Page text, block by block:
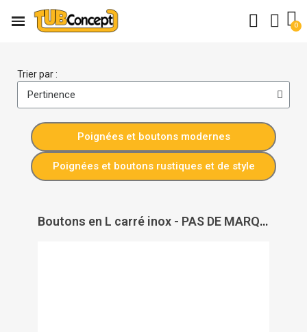
Trier par :
Poignées et boutons modernes
Poignées et boutons rustiques et de style
Boutons en L carré inox - PAS DE MARQUE